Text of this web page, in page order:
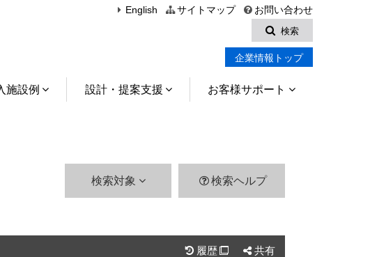
English サイトマップ
お問い合わせ
検索
企業情報トップ
施設例 設計・提案支援 お客様サポート
検索対象 検索ヘルプ
履歴  共有